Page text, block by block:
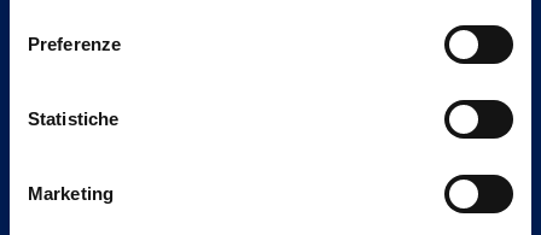
Preferenze
Statistiche
Marketing